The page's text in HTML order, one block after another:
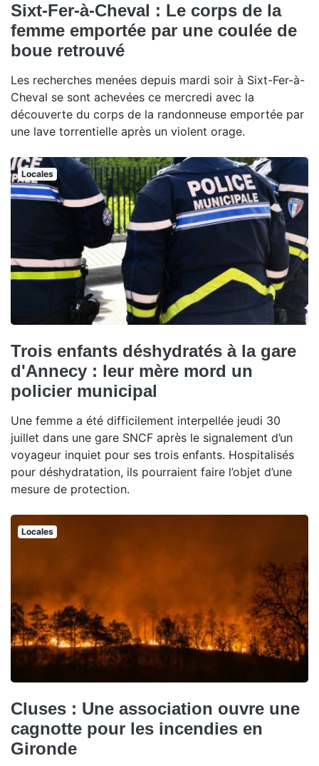
Sixt-Fer-à-Cheval : Le corps de la
femme emportée par une coulée de
boue retrouvé
Les recherches menées depuis mardi soir à Sixt-Fer-à-
Cheval se sont achevées ce mercredi avec la
découverte du corps de la randonneuse emportée par
une lave torrentielle après un violent orage.
Locales
Trois enfants déshydratés à la gare
d'Annecy : leur mère mord un
policier municipal
Une femme a été difficilement interpellée jeudi 30
juillet dans une gare SNCF après le signalement d’un
voyageur inquiet pour ses trois enfants. Hospitalisés
pour déshydratation, ils pourraient faire l’objet d’une
mesure de protection.
Locales
Cluses : Une association ouvre une
cagnotte pour les incendies en
Gironde